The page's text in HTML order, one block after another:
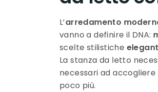
L’arredamento
vanno a definire il DNA:
scelte stilistiche
La stanza da letto
necessari ad
poco più.